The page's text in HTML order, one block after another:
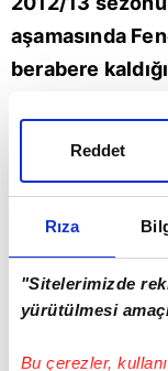
Rıza
"Sitelerimizde
yürütülmesi
Bu çerezler,
Reddet
aşamasında
berabere
Valbuena'dan
Alex'im
golünü attığı
Kadıköy